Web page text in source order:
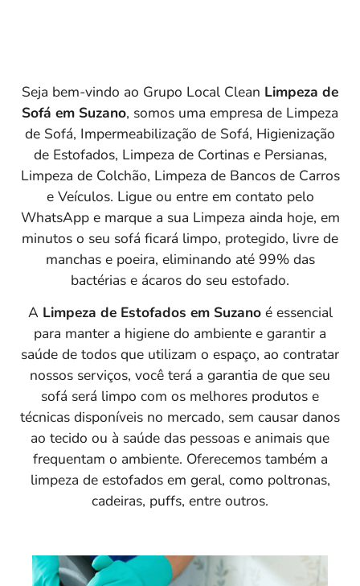
Seja bem-vindo ao Grupo Local Clean Limpeza de
Sofá em Suzano, somos uma empresa de Limpeza
de Sofá, Impermeabilização de Sofá, Higienização
de Estofados, Limpeza de Cortinas e Persianas,
Limpeza de Colchão, Limpeza de Bancos de Carros
e Veículos. Ligue ou entre em contato pelo
WhatsApp e marque a sua Limpeza ainda hoje, em
minutos o seu sofá ficará limpo, protegido, livre de
manchas e poeira, eliminando até 99% das
bactérias e ácaros do seu estofado.
A Limpeza de Estofados em Suzanoé essencial
para manter a higiene do ambiente e garantir a
saúde de todos que utilizam o espaço, ao contratar
nossos serviços, você terá a garantia de que seu
sofá será limpo com os melhores produtos e
técnicas disponíveis no mercado, sem causar danos
ao tecido ou à saúde das pessoas e animais que
frequentam o ambiente. Oferecemos também a
limpeza de estofados em geral, como poltronas,
cadeiras, puffs, entre outros.